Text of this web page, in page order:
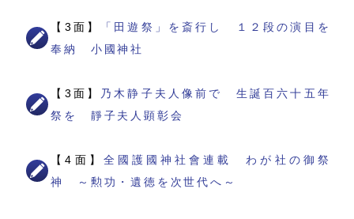
【3面】
「田遊祭」を斎行し １２段の演目を
奉納 小國神社
【3面】
乃木静子夫人像前で 生誕百六十五年
祭を 靜子夫人顕彰会
【4面】 全國護國神社會連載 わが社の御祭
神 ～勲功・遺徳を次世代へ～